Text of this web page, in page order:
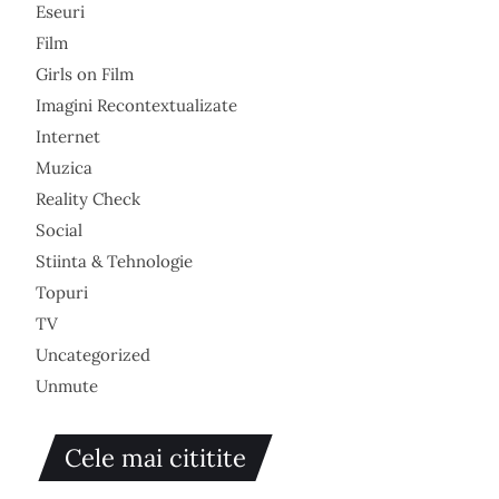
Eseuri
Film
Girls on Film
Imagini Recontextualizate
Internet
Muzica
Reality Check
Social
Stiinta & Tehnologie
Topuri
TV
Uncategorized
Unmute
Cele mai cititite